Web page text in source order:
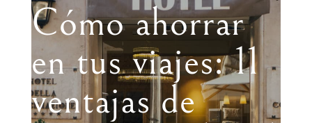
Cómo ahorrar
en tus viajes: 11
ventajas de